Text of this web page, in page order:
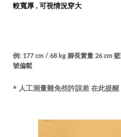
較寬厚 , 可視情況穿大
例: 177 cm / 68 kg 腳長實量 26 cm
號偏鬆
* 人工測量難免些許誤差 在此提